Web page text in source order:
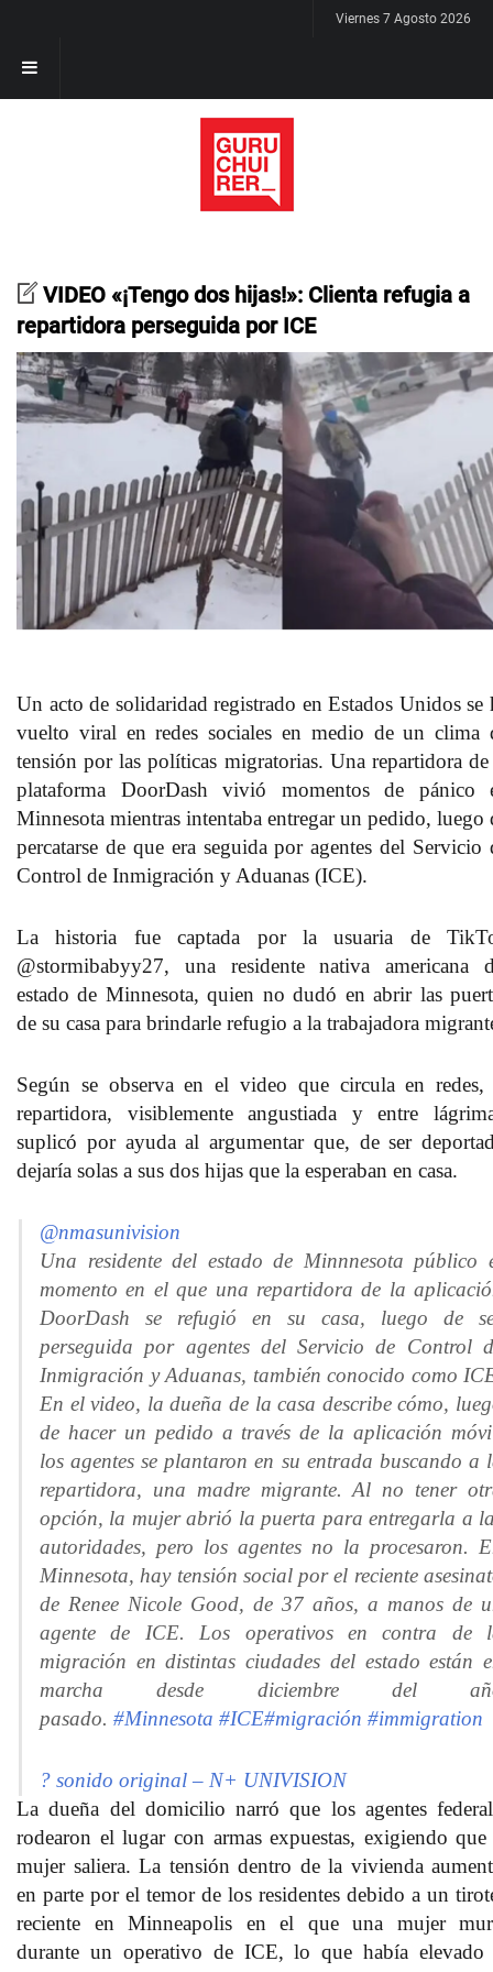
Viernes 7 Agosto 2026
VIDEO «¡Tengo dos hijas!»: Clienta refugia a
repartidora perseguida por ICE
Un acto de solidaridad registrado en Estados Unidos se
vuelto viral en redes sociales en medio de un clima
tensión por las políticas migratorias. Una repartidora
plataforma DoorDash vivió momentos de pánico
Minnesota mientras intentaba entregar un pedido, luego
percatarse de que era seguida por agentes del Servicio
Control de Inmigración y Aduanas (ICE).
La historia fue captada por la usuaria de
@stormibabyy27, una residente nativa americana
estado de Minnesota, quien no dudó en abrir las
de su casa para brindarle refugio a la trabajadora
Según se observa en el video que circula en redes,
repartidora, visiblemente angustiada y entre
suplicó por ayuda al argumentar que, de ser
dejaría solas a sus dos hijas que la esperaban en casa.
@nmasunivision
Una residente del estado de Minnnesota público
momento en el que una repartidora de la
DoorDash se refugió en su casa, luego de
perseguida por agentes del Servicio de Control
Inmigración y Aduanas, también conocido como
En el video, la dueña de la casa describe cómo,
de hacer un pedido a través de la aplicación
los agentes se plantaron en su entrada buscando a
repartidora, una madre migrante. Al no tener
opción, la mujer abrió la puerta para entregarla a
autoridades, pero los agentes no la procesaron.
Minnesota, hay tensión social por el reciente
de Renee Nicole Good, de 37 años, a manos de
agente de ICE. Los operativos en contra de
migración en distintas ciudades del estado están
marcha desde diciembre del
pasado. #Minnesota #ICE#migración #immigration
? sonido original – N+ UNIVISION
La dueña del domicilio narró que los agentes
rodearon el lugar con armas expuestas, exigiendo que
mujer saliera. La tensión dentro de la vivienda
en parte por el temor de los residentes debido a un
reciente en Minneapolis en el que una mujer
durante un operativo de ICE, lo que había elevado